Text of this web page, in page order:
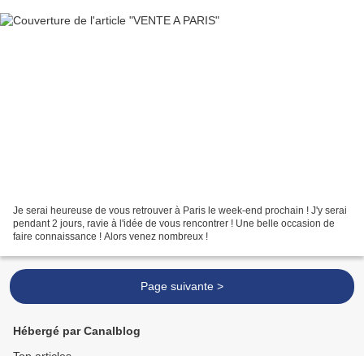
Je serai heureuse de vous retrouver à Paris le week-end prochain ! J'y serai
pendant 2 jours, ravie à l'idée de vous rencontrer ! Une belle occasion de
faire connaissance ! Alors venez nombreux !
Page suivante >
Hébergé par Canalblog